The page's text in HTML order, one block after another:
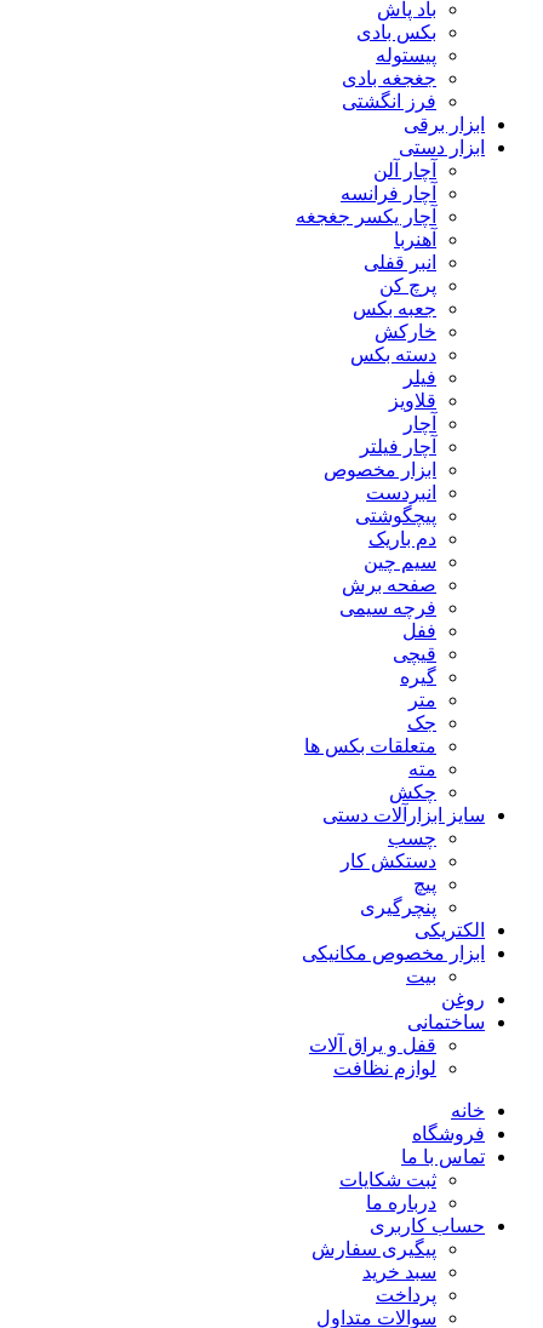
باد پاش
بکس بادی
پیستوله
جغجغه بادی
فرز انگشتی
ابزار برقی
ابزار دستی
آچار آلن
آچار فرانسه
آچار یکسر جغجغه
آهنربا
انبر قفلی
پرچ کن
جعبه بکس
خارکش
دسته بکس
فیلر
قلاویز
آچار
آچار فیلتر
ابزار مخصوص
انبردست
پیچگوشتی
دم باریک
سیم چین
صفحه برش
فرچه سیمی
ففل
قیچی
گیره
متر
جک
متعلقات بکس ها
مته
چکش
سایز ابزارآلات دستی
چسب
دستکش کار
پیچ
پنچرگیری
الکتریکی
ابزار مخصوص مکانیکی
بیت
روغن
ساختمانی
قفل و یراق آلات
لوازم نظافت
خانه
فروشگاه
تماس با ما
ثبت شکایات
درباره ما
حساب کاربری
پیگیری سفارش
سبد خرید
پرداخت
سوالات متداول